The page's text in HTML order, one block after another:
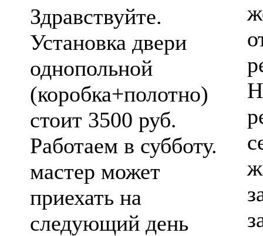
Здравствуйте.
Установка двери
однопольной
(коробка+полотно)
стоит 3500 руб.
Работаем в субботу.
мастер может
приехать на
следующий день